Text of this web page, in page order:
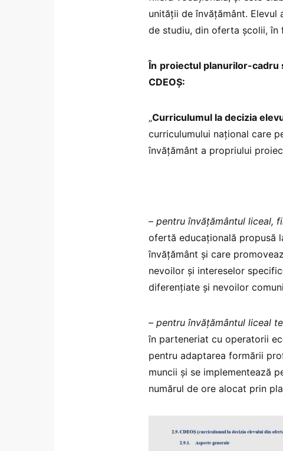
unității de învățământ.
de studiu, din oferta școlii, în
În proiectul planurilor-cadru
CDEOȘ:
„Curriculumul la decizia
curriculumului național care
învățământ a propriului
– pentru învățământul liceal,
ofertă educațională propusă
învățământ și care
nevoilor și intereselor
diferențiate și nevoilor
– pentru învățământul liceal
în parteneriat cu operatorii
pentru adaptarea formării
muncii și se implementează
numărul de ore alocat prin